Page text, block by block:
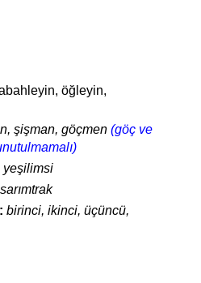
öğleyin,
şişman, göçmen (göç ve
yeşilimsi
birinci, ikinci, üçüncü,